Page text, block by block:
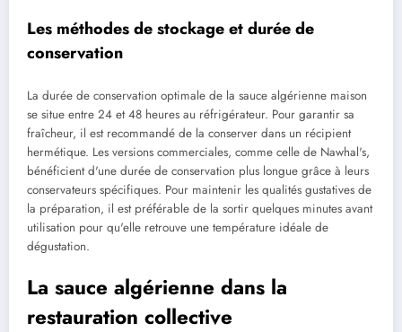
Les méthodes de stockage et durée de
conservation
La durée de conservation optimale de la sauce algérienne maison
se situe entre 24 et 48 heures au réfrigérateur. Pour garantir sa
fraîcheur, il est recommandé de la conserver dans un récipient
hermétique. Les versions commerciales, comme celle de Nawhal's,
bénéficient d'une durée de conservation plus longue grâce à leurs
conservateurs spécifiques. Pour maintenir les qualités gustatives de
la préparation, il est préférable de la sortir quelques minutes avant
utilisation pour qu'elle retrouve une température idéale de
dégustation.
La sauce algérienne dans la
restauration collective